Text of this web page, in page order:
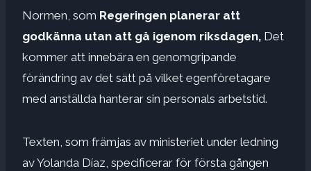
Normen, som Regeringen planerar att
godkänna utan att gå igenom riksdagen, Det
kommer att innebära en genomgripande
förändring av det sätt på vilket egenföretagare
med anställda hanterar sin personals arbetstid.
Texten, som främjas av ministeriet under ledning
av Yolanda Díaz, specificerar för första gången